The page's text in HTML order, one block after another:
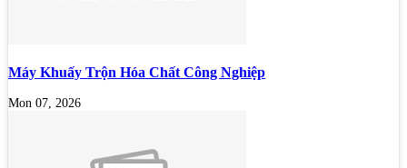
Máy Khuấy Trộn Hóa Chất Công Nghiệp
Mon 07, 2026